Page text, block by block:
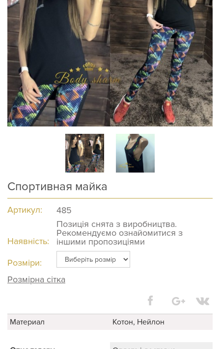
Спортивная майка
Артикул: 485
Наявність:
Позиція снята з виробництва.
Рекомендуємо ознайомитися з
іншими пропозиціями
Розміри:
Розмірна сітка
Материал Котон, Нейлон